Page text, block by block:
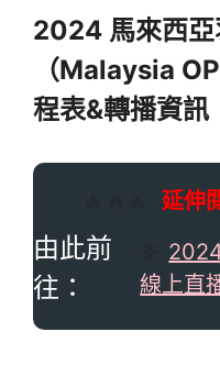
2024 馬來西亞
（Malaysia
程表&轉播資訊
延伸
由此前
往：
線上直